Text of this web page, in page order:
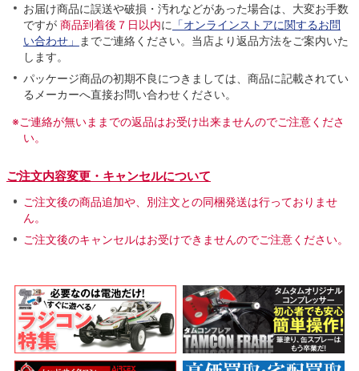
お届け商品に誤送や破損・汚れなどがあった場合は、大変お手数
ですが 商品到着後７日以内に 「オンラインストアに関するお問
い合わせ」
までご連絡ください。当店より返品方法をご案内いた
します。
パッケージ商品の初期不良につきましては、商品に記載されてい
るメーカーへ直接お問い合わせください。
※ご連絡が無いままでの返品はお受け出来ませんのでご注意くださ
い。
ご注文内容変更・キャンセルについて
ご注文後の商品追加や、別注文との同梱発送は行っておりませ
ん。
ご注文後のキャンセルはお受けできませんのでご注意ください。